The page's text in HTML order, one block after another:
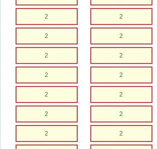
2 2
2 2
2 2
2 2
2 2
2 2
2 2